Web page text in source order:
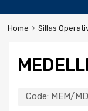
Home Sillas
Code: MEM/